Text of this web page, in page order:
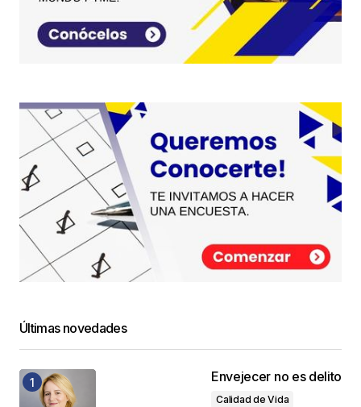
Últimas novedades
Envejecer no es delito
Calidad de Vida